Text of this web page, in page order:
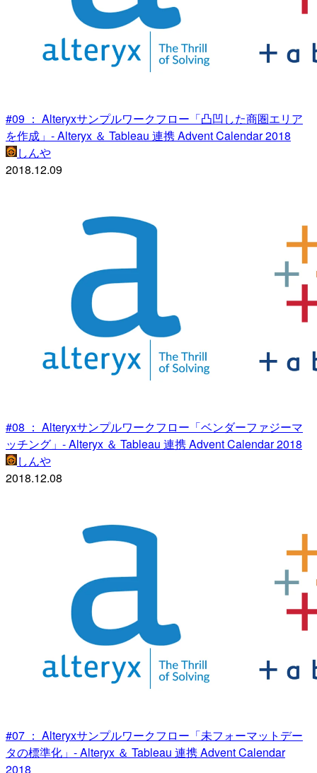
#09 ： Alteryxサンプルワークフロー「凸凹した商圏エリア
を作成」- Alteryx ＆ Tableau 連携 Advent Calendar 2018
しんや
2018.12.09
#08 ： Alteryxサンプルワークフロー「ベンダーファジーマ
ッチング」- Alteryx ＆ Tableau 連携 Advent Calendar 2018
しんや
2018.12.08
#07 ： Alteryxサンプルワークフロー「未フォーマットデー
タの標準化」- Alteryx ＆ Tableau 連携 Advent Calendar
2018